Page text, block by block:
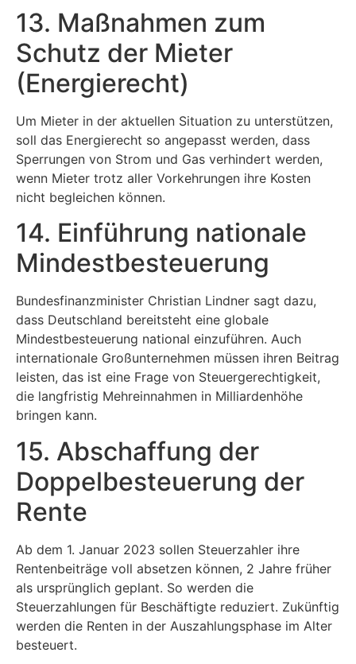
13. Maßnahmen zum
Schutz der Mieter
(Energierecht)
Um Mieter in der aktuellen Situation zu unterstützen,
soll das Energierecht so angepasst werden, dass
Sperrungen von Strom und Gas verhindert werden,
wenn Mieter trotz aller Vorkehrungen ihre Kosten
nicht begleichen können.
14. Einführung nationale
Mindestbesteuerung
Bundesfinanzminister Christian Lindner sagt dazu,
dass Deutschland bereitsteht eine globale
Mindestbesteuerung national einzuführen. Auch
internationale Großunternehmen müssen ihren Beitrag
leisten, das ist eine Frage von Steuergerechtigkeit,
die langfristig Mehreinnahmen in Milliardenhöhe
bringen kann.
15. Abschaffung der
Doppelbesteuerung der
Rente
Ab dem 1. Januar 2023 sollen Steuerzahler ihre
Rentenbeiträge voll absetzen können, 2 Jahre früher
als ursprünglich geplant. So werden die
Steuerzahlungen für Beschäftigte reduziert. Zukünftig
werden die Renten in der Auszahlungsphase im Alter
besteuert.